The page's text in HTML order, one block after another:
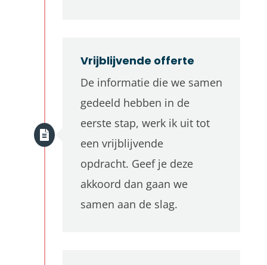
Vrijblijvende offerte
De informatie die we samen
gedeeld hebben in de
eerste stap, werk ik uit tot
een vrijblijvende
opdracht. Geef je deze
akkoord dan gaan we
samen aan de slag.